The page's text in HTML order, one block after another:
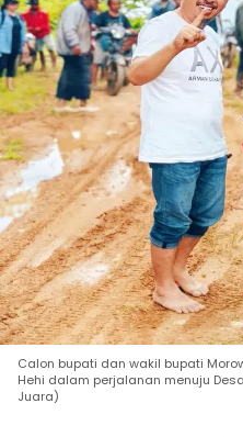
Calon bupati dan wakil bupati
Hehi dalam perjalanan menuju
Juara)